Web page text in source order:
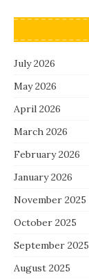
July 2026
May 2026
April 2026
March 2026
February 2026
January 2026
November 2025
October 2025
September 2025
August 2025